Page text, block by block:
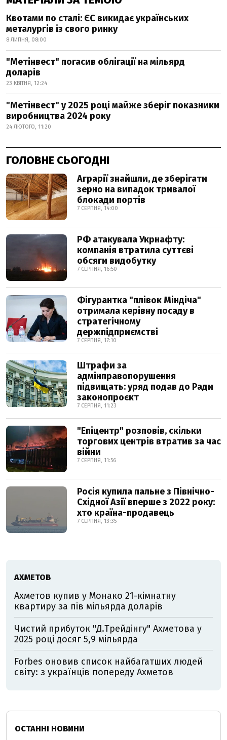
Квотами по сталі: ЄС викидає українських
металургів із свого ринку
8 ЛИПНЯ, 08:00
"Метінвест" погасив облігації на мільярд
доларів
23 КВІТНЯ, 12:24
"Метінвест" у 2025 році майже зберіг показники
виробництва 2024 року
24 ЛЮТОГО, 11:20
ГОЛОВНЕ СЬОГОДНІ
Аграрії знайшли, де зберігати
зерно на випадок тривалої
блокади портів
7 СЕРПНЯ, 14:00
РФ атакувала Укрнафту:
компанія втратила суттєві
обсяги видобутку
7 СЕРПНЯ, 16:50
Фігурантка "плівок Міндіча"
отримала керівну посаду в
стратегічному
держпідприємстві
7 СЕРПНЯ, 17:10
Штрафи за
адмінправопорушення
підвищать: уряд подав до Ради
законопроєкт
7 СЕРПНЯ, 11:23
"Епіцентр" розповів, скільки
торгових центрів втратив за час
війни
7 СЕРПНЯ, 11:56
Росія купила пальне з Північно-
Східної Азії вперше з 2022 року:
хто країна-продавець
7 СЕРПНЯ, 13:35
АХМЕТОВ
Ахметов купив у Монако 21-кімнатну
квартиру за пів мільярда доларів
Чистий прибуток "Д.Трейдінгу" Ахметова у
2025 році досяг 5,9 мільярда
Forbes оновив список найбагатших людей
світу: з українців попереду Ахметов
ОСТАННІ НОВИНИ